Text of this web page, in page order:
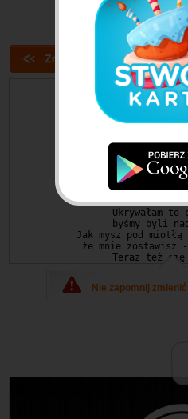
Nie zapomnij zmienić